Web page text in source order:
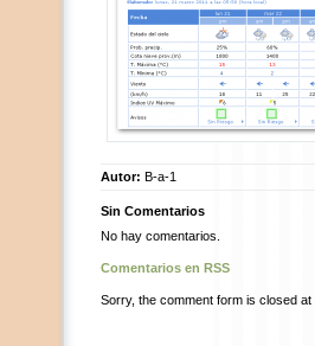
Autor: B-a-1
Sin Comentarios
No hay comentarios.
Comentarios en RSS
Sorry, the comment form is closed at